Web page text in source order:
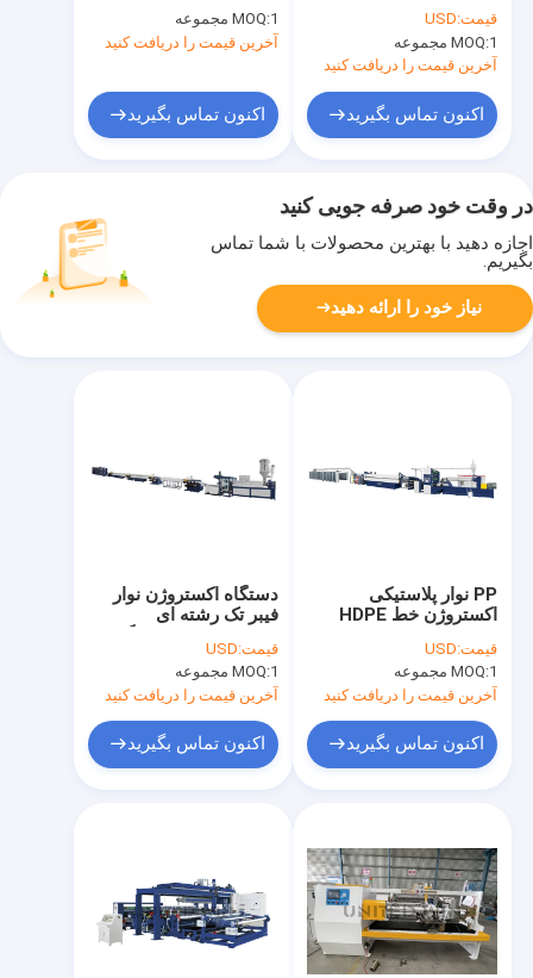
1300X1100mm
MOQ:1 مجموعه
آخرین قیمت را دریافت کنید
اکنون تماس بگیرید
قیمت:USD
MOQ:1 مجموعه
آخرین قیمت را دریافت کنید
اکنون تماس بگیرید
در وقت خود صرفه جویی کنید
اجازه دهید با بهترین محصولات با شما تماس
بگیریم.
نیاز خود را ارائه دهید
دستگاه اکستروژن نوار
فیبر تک رشته ای
برای مش صنعتی
قیمت:USD
MOQ:1 مجموعه
آخرین قیمت را دریافت کنید
اکنون تماس بگیرید
PP نوار پلاستیکی
اکستروژن خط HDPE
قیمت:USD
MOQ:1 مجموعه
آخرین قیمت را دریافت کنید
اکنون تماس بگیرید